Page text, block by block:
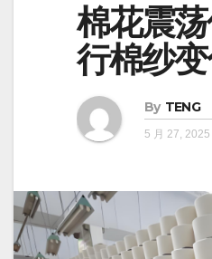
棉花震
行棉纱
By TENG
5 月 27, 2025